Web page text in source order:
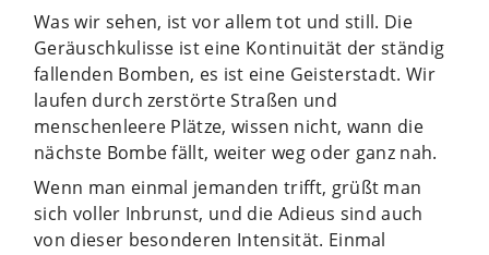
Was wir sehen, ist vor allem tot und still. Die
Geräuschkulisse ist eine Kontinuität der ständig
fallenden Bomben, es ist eine Geisterstadt. Wir
laufen durch zerstörte Straßen und
menschenleere Plätze, wissen nicht, wann die
nächste Bombe fällt, weiter weg oder ganz nah.
Wenn man einmal jemanden trifft, grüßt man
sich voller Inbrunst, und die Adieus sind auch
von dieser besonderen Intensität. Einmal